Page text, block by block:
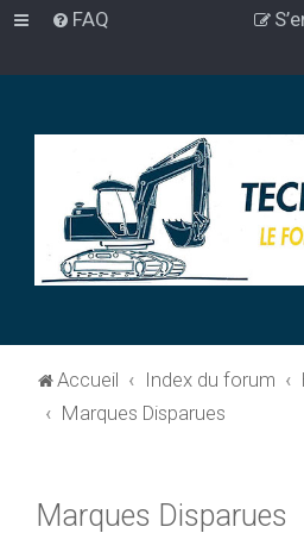
FAQ
Accueil Index du forum
Marques Disparues
Marques Disparues